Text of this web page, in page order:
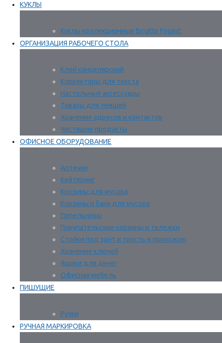
КУКЛЫ
Куклы коллекционные Birgitte Frigast
ОРГАНИЗАЦИЯ РАБОЧЕГО СТОЛА
Клей канцелярский
Корректоры для текста
Настольные аксессуары
Товары для левшей
Хранение адресов и контактов
Чистящие продукты
ОФИСНОЕ ОБОРУДОВАНИЕ
Аптечки
Кейтеринг
Корзины для мусора
Корзины и баки для мусора
Пепельницы
Покупательские корзины и тележки
Стойки под зонт и трость в прихожую
Хранение ключей
Ящики для денег
Офисная мебель
ПИШУЩИЕ
Ручки
РУЧНАЯ МАРКИРОВКА